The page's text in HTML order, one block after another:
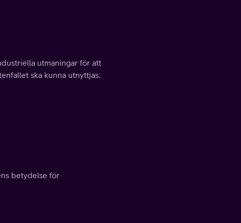
utmaningar för att
ska kunna utnyttjas.
betydelse för